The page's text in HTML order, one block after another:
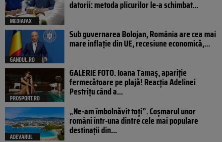
MEDIAFAX
datorii: metoda plicurilor le-a schimbat...
GANDUL.RO
Sub guvernarea Bolojan, România are cea mai
mare inflație din UE, recesiune economică,...
PROSPORT.RO
GALERIE FOTO. Ioana Tamaş, apariție
fermecătoare pe plajă! Reacția Adelinei
Pestrițu când a...
ADEVARUL
„Ne-am îmbolnăvit toți”. Coșmarul unor
români într-una dintre cele mai populare
destinații din...